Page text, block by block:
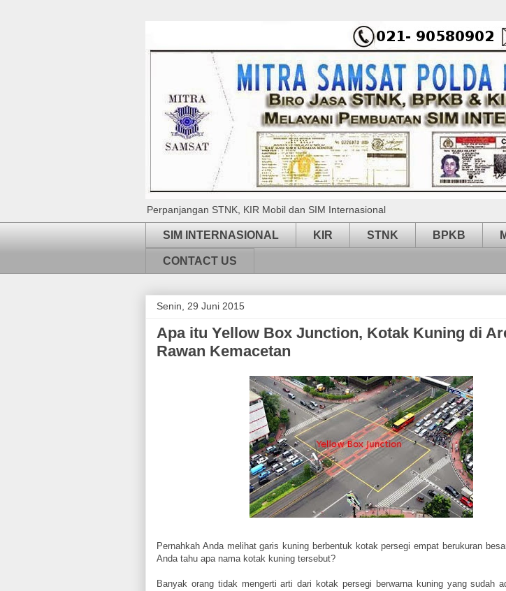
Perpanjangan STNK, KIR Mobil dan SIM Internasional
SIM INTERNASIONAL KIR STNK BPKB
CONTACT US
Senin, 29 Juni 2015
Apa itu Yellow Box Junction, Kotak Kuning di
Rawan Kemacetan
Pernahkah Anda melihat garis kuning berbentuk kotak persegi empat berukuran
Anda tahu apa nama kotak kuning tersebut?
Banyak orang tidak mengerti arti dari kotak persegi berwarna kuning yang sudah